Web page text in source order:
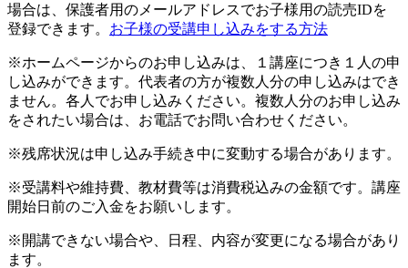
場合は、保護者用のメールアドレスでお子様用の読売IDを
登録できます。 お子様の受講申し込みをする方法
※ホームページからのお申し込みは、１講座につき１人の申
し込みができます。代表者の方が複数人分の申し込みはでき
ません。各人でお申し込みください。複数人分のお申し込み
をされたい場合は、お電話でお問い合わせください。
※残席状況は申し込み手続き中に変動する場合があります。
※受講料や維持費、教材費等は消費税込みの金額です。講座
開始日前のご入金をお願いします。
※開講できない場合や、日程、内容が変更になる場合があり
ます。